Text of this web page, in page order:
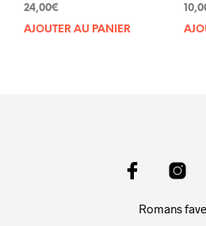
4.67
24,00€
AJOUTER AU PANIER
4.83
Romans